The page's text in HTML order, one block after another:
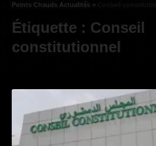
Points Chauds Actualités >
Étiquette : Conseil
constitutionnel